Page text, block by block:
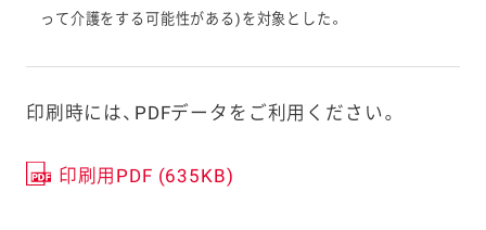
って介護をする可能性がある)を対象とした。
印刷時には、PDFデータをご利用ください。
印刷用PDF (635KB)